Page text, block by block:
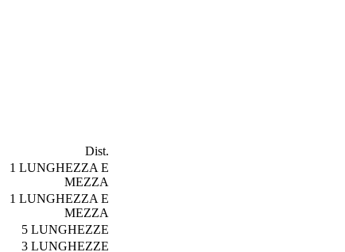
Dist.
1 LUNGHEZZA E
MEZZA
1 LUNGHEZZA E
MEZZA
5 LUNGHEZZE
3 LUNGHEZZE